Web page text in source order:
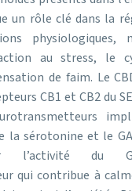
un rôle clé dans la
physiologiques,
au stress, le
de faim. Le
CB1 et CB2 du
la sérotonine et le
l’activité du
qui contribue à